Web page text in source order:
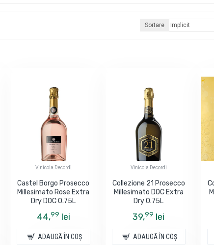
Sortare
Vinicola Decordi
Castel Borgo Prosecco
Millesimato Rose Extra
Dry DOC 0.75L
44,99 lei
ADAUGĂ ÎN COŞ
Vinicola Decordi
Collezione 21 Prosecco
Millesimato DOC Extra
Dry 0.75L
39,99 lei
ADAUGĂ ÎN COŞ